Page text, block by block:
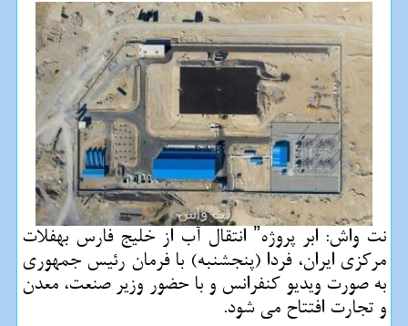
نت واش: ابر پروژهˮ انتقال آب از خلیج فارس بهفلات
مركزی ایران، فردا (پنجشنبه) با فرمان رئیس جمهوری
به صورت ویدیو كنفرانس و با حضور وزیر صنعت، معدن
و تجارت افتتاح می شود.